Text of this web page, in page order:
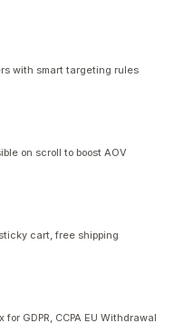
with smart targeting rules
on scroll to boost AOV
cart, free shipping
GDPR, CCPA EU Withdrawal